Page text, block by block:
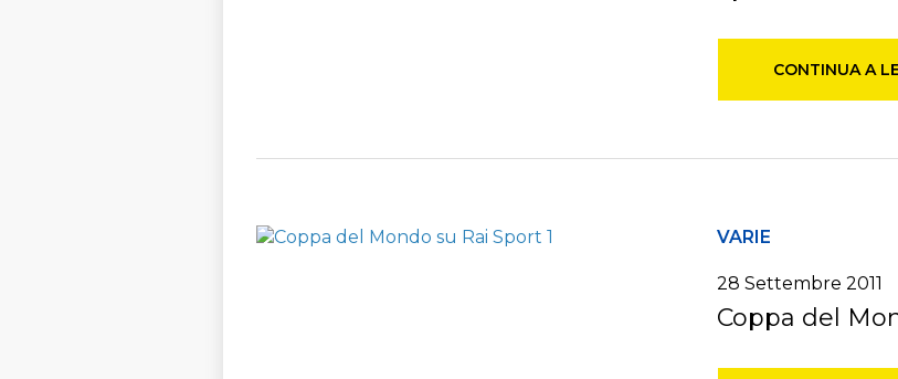
CONTINUA A
VARIE
28 Settembre 2011
Coppa del